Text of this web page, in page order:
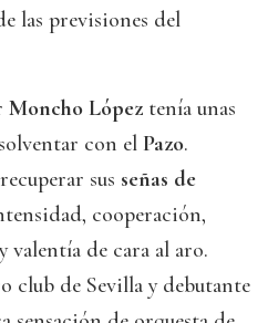
las previsiones del
Moncho López tenía unas
con el Pazo.
sus señas de
cooperación,
valentía de cara al aro.
club de Sevilla y debutante